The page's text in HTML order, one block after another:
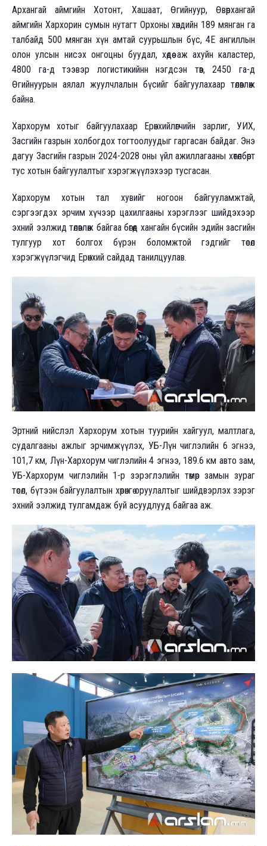
Архангай аймгийн Хотонт, Хашаат, Өгийнуур, Өвөрхангай
аймгийн Хархорин сумын нутагт Орхоны хөндийн 189 мянган га
талбайд 500 мянган хүн амтай суурьшлын бүс, 4Е ангиллын
олон улсын нисэх онгоцны буудал, хөдөө аж ахуйн каластер,
4800 га-д тээвэр логистикийнн нэгдсэн төв, 2450 га-д
Өгийнуурын аялал жуулчлалын бүсийг байгуулахаар төлөвлөж
байна.
Хархорум хотыг байгуулахаар Ерөнхийлөгчийн зарлиг, УИХ,
Засгийн газрын холбогдох тогтоолуудыг гаргасан байдаг. Энэ
дагуу Засгийн газрын 2024-2028 оны үйл ажиллагааны хөтөлбөрт
тус хотын байгуулалтыг хэрэгжүүлэхээр тусгасан.
Хархорум хотын тал хувийг ногоон байгууламжтай,
сэргээгдэх эрчим хүчээр цахилгааны хэрэглээг шийдэхээр
эхний ээлжид төлөвлөж байгаа бөгөөд хангайн бүсийн эдийн засгийн
тулгуур хот болгох бүрэн боломжтой гэдгийг төсөл
хэрэгжүүлэгчид Ерөнхий сайдад танилцуулав.
Эртний нийслэл Хархорум хотын туурийн хайгуул, малтлага,
судалгааны ажлыг эрчимжүүлэх, УБ-Лүн чиглэлийн 6 эгнээ,
101,7 км, Лүн-Хархорум чиглэлийн 4 эгнээ, 189.6 км авто зам,
УБ-Хархорум чиглэлийн 1-р зэрэглэлийн төмөр замын зураг
төсөл, бүтээн байгуулалтын хөрөнгө оруулалтыг шийдвэрлэх зэрэг
эхний ээлжид тулгамдаж буй асуудлууд байгаа аж.